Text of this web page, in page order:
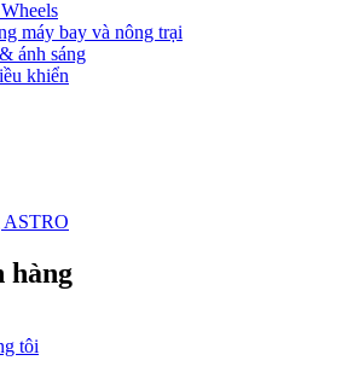
máy bay và nông trại
ánh sáng
khiển
ASTRO
hàng
tôi